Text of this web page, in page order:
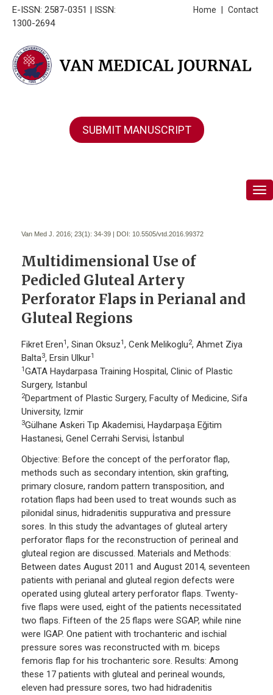
E-ISSN: 2587-0351 | ISSN:
1300-2694
Contact
Home
SUBMIT MANUSCRIPT
Van Med J. 2016; 23(1): 34-39 | DOI: 10.5505/vtd.2016.99372
Multidimensional Use of
Pedicled Gluteal Artery
Perforator Flaps in Perianal and
Gluteal Regions
Fikret Eren1, Sinan Oksuz1, Cenk Melikoglu2, Ahmet Ziya
Balta3, Ersin Ulkur1
1GATA Haydarpasa Training Hospital, Clinic of Plastic
Surgery, Istanbul
2Department of Plastic Surgery, Faculty of Medicine, Sifa
University, Izmir
3Gülhane Askeri Tıp Akademisi, Haydarpaşa Eğitim
Hastanesi, Genel Cerrahi Servisi, İstanbul
Objective: Before the concept of the perforator flap,
methods such as secondary intention, skin grafting,
primary closure, random pattern transposition, and
rotation flaps had been used to treat wounds such as
pilonidal sinus, hidradenitis suppurativa and pressure
sores. In this study the advantages of gluteal artery
perforator flaps for the reconstruction of perineal and
gluteal region are discussed. Materials and Methods:
Between dates August 2011 and August 2014, seventeen
patients with perianal and gluteal region defects were
operated using gluteal artery perforator flaps. Twenty-
five flaps were used, eight of the patients necessitated
two flaps. Fifteen of the 25 flaps were SGAP, while nine
were IGAP. One patient with trochanteric and ischial
pressure sores was reconstructed with m. biceps
femoris flap for his trochanteric sore. Results: Among
these 17 patients with gluteal and perineal wounds,
eleven had pressure sores, two had hidradenitis